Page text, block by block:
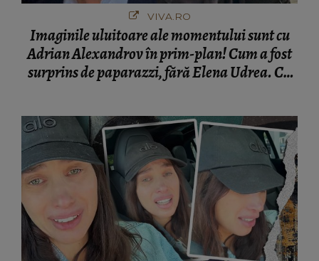
VIVA.RO
Imaginile uluitoare ale momentului sunt cu
Adrian Alexandrov în prim-plan! Cum a fost
surprins de paparazzi, fără Elena Udrea. Cu